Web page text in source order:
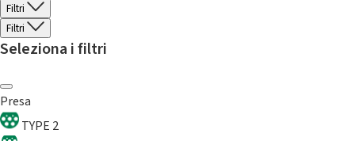
Filtri
Filtri
Seleziona i filtri
Presa
TYPE 2